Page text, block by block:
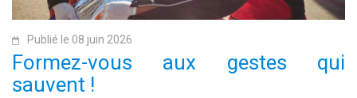
Publié le 08 juin 2026
Formez-vous aux gestes qui
sauvent !